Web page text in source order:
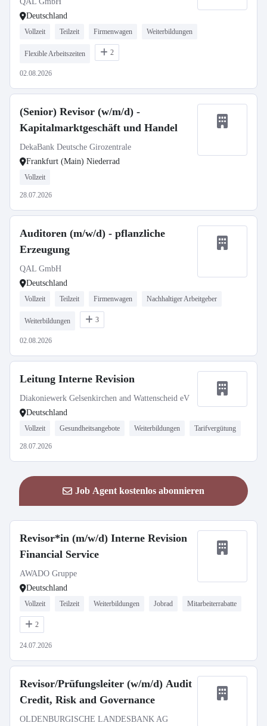
Deutschland
Vollzeit Teilzeit Firmenwagen Weiterbildungen
Flexible Arbeitszeiten 2
02.08.2026
(Senior) Revisor (w/m/d) -
Kapitalmarktgeschäft und Handel
DekaBank Deutsche Girozentrale
Frankfurt (Main) Niederrad
Vollzeit
28.07.2026
Auditoren (m/w/d) - pflanzliche
Erzeugung
QAL GmbH
Deutschland
Vollzeit Teilzeit Firmenwagen Nachhaltiger Arbeitgeber
Weiterbildungen 3
02.08.2026
Leitung Interne Revision
Diakoniewerk Gelsenkirchen and Wattenscheid eV
Deutschland
Vollzeit Gesundheitsangebote Weiterbildungen Tarifvergütung
28.07.2026
Job Agent kostenlos abonnieren
Revisor*in (m/w/d) Interne Revision
Financial Service
AWADO Gruppe
Deutschland
Vollzeit Teilzeit Weiterbildungen Jobrad Mitarbeiterrabatte
2
24.07.2026
Revisor/Prüfungsleiter (w/m/d) Audit
Credit, Risk and Governance
OLDENBURGISCHE LANDESBANK AG